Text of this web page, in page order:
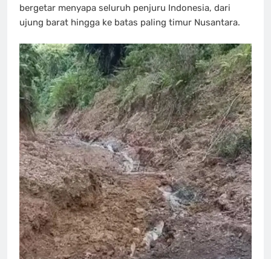
bergetar menyapa seluruh penjuru Indonesia, dari
ujung barat hingga ke batas paling timur Nusantara.